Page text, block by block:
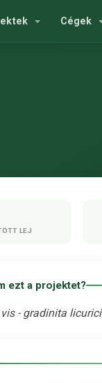
Cégek
LEJ
ezt a projektet?
- gradinita licurici